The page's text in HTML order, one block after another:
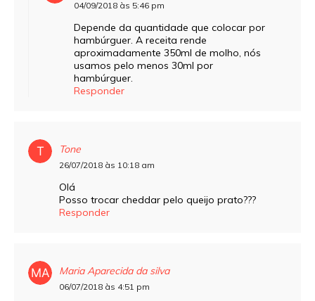
04/09/2018 às 5:46 pm
Depende da quantidade que colocar por
hambúrguer. A receita rende
aproximadamente 350ml de molho, nós
usamos pelo menos 30ml por
hambúrguer.
Responder
Tone
26/07/2018 às 10:18 am
Olá
Posso trocar cheddar pelo queijo prato???
Responder
Maria Aparecida da silva
06/07/2018 às 4:51 pm